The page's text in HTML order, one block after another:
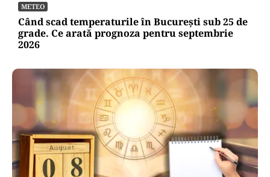
METEO
Când scad temperaturile în București sub 25 de
grade. Ce arată prognoza pentru septembrie
2026